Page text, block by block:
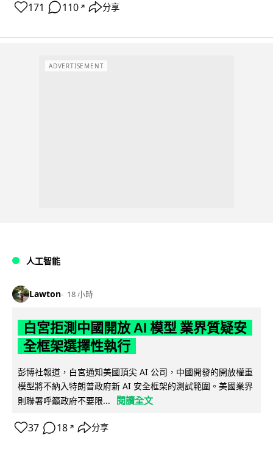
171 110 ↗ 分享
ADVERTISEMENT
人工智能
Lawton 18 小時
白宮拒測中國開放 AI 模型 業界質疑安
全框架選擇性執行
彭博社報道，白宮通知美國頂尖 AI 公司，中國開發的開放權重
模型將不納入特朗普政府新 AI 安全框架的測試範圍。美國業界
則聯署呼籲政府不要限...
閱讀全文
37 18 ↗ 分享